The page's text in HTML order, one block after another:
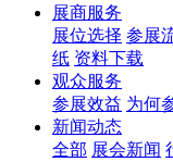
展商服务
展位选择 参展
纸 资料下载
观众服务
参展效益 为何
新闻动态
全部 展会新闻